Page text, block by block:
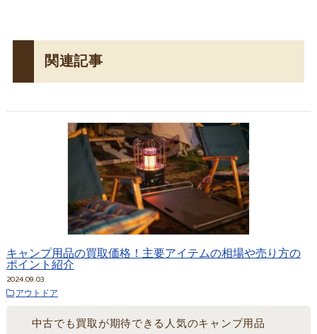
関連記事
キャンプ用品の買取価格！主要アイテムの相場や売り方の
ポイント紹介
2024.09.03
アウトドア
中古でも買取が期待できる人気のキャンプ用品